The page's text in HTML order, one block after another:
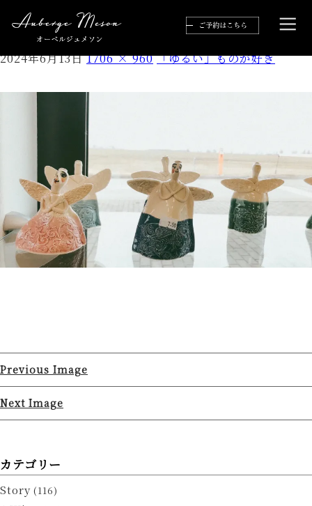
S__37175410
2024年6月13日 1706 × 960 「ゆるい」ものが好き
Previous Image
Next Image
カテゴリー
Story (116)